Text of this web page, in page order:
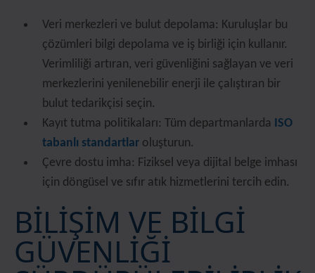
Veri merkezleri ve bulut depolama: Kuruluşlar bu
çözümleri bilgi depolama ve iş birliği için kullanır.
Verimliliği artıran, veri güvenliğini sağlayan ve veri
merkezlerini yenilenebilir enerji ile çalıştıran bir
bulut tedarikçisi seçin.
Kayıt tutma politikaları: Tüm departmanlarda ISO
tabanlı standartlar oluşturun.
Çevre dostu imha: Fiziksel veya dijital belge imhası
için döngüsel ve sıfır atık hizmetlerini tercih edin.
BİLİŞİM VE BİLGİ
GÜVENLİĞİ